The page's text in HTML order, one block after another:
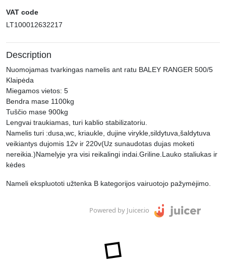
VAT code
LT100012632217
Description
Nuomojamas tvarkingas namelis ant ratu BALEY RANGER 500/5
Klaipėda
Miegamos vietos: 5
Bendra mase 1100kg
Tuščio mase 900kg
Lengvai traukiamas, turi kablio stabilizatoriu.
Namelis turi :dusa,wc, kriaukle, dujine virykle,sildytuva,šaldytuva
veikiantys dujomis 12v ir 220v(Uz sunaudotas dujas moketi
nereikia.)Namelyje yra visi reikalingi indai.Griline.Lauko staliukas ir
kėdes
Nameli ekspluototi užtenka B kategorijos vairuotojo pažymėjimo.
Powered by Juicer.io